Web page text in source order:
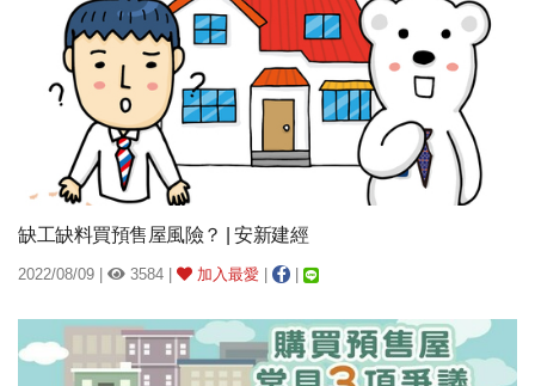
缺工缺料買預售屋風險？ | 安新建經
2022/08/09 | 3584 | 加入最愛 | |